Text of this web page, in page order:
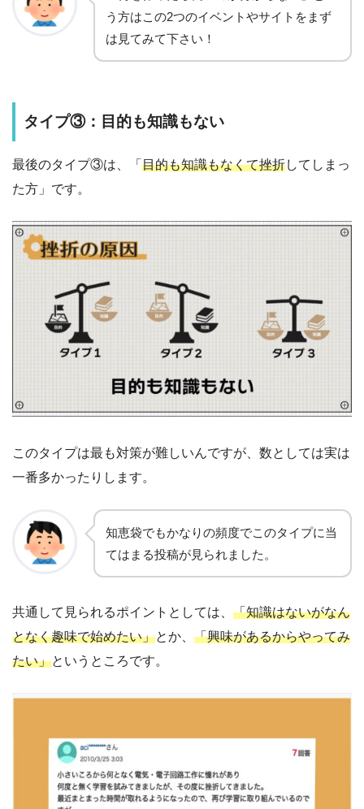
う方はこの2つのイベントやサイトをまず
は見てみて下さい ！
タイプ③：目的も知識もない
最後のタイプ③は、「 目的も知識もなくて挫折してしまっ
た方」です。
このタイプは最も対策が難しいんですが、数としては実は
一番多かったりします。
知恵袋でもかなりの頻度でこのタイプに当
てはまる投稿が見られました。
共通して見られるポイントとしては、 「知識はないがなん
となく趣味で始めたい」とか、 「興味があるからやってみ
たい」というところです。